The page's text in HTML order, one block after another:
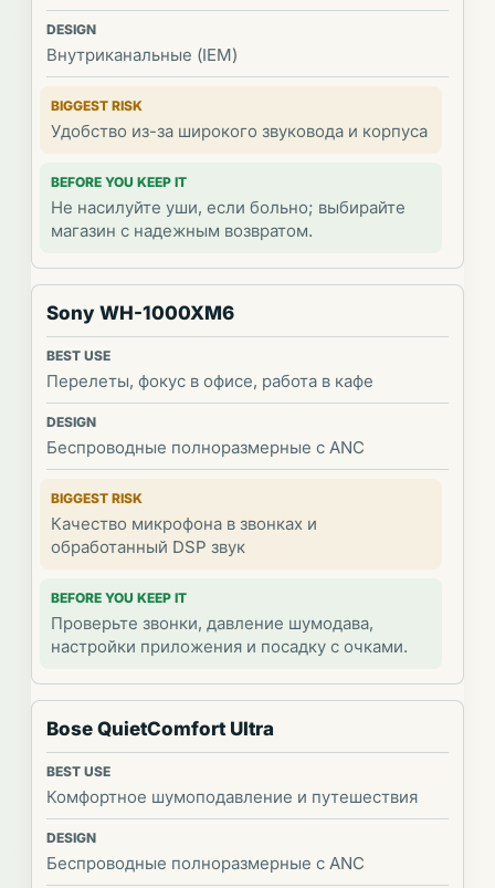
Внутриканальные (IEM)
Удобство из-за широкого звуковода и корпуса
Не насилуйте уши, если больно; выбирайте
магазин с надежным возвратом.
Sony WH-1000XM6
Перелеты, фокус в офисе, работа в кафе
Беспроводные полноразмерные с ANC
Качество микрофона в звонках и
обработанный DSP звук
Проверьте звонки, давление шумодава,
настройки приложения и посадку с очками.
Bose QuietComfort Ultra
Комфортное шумоподавление и путешествия
Беспроводные полноразмерные с ANC